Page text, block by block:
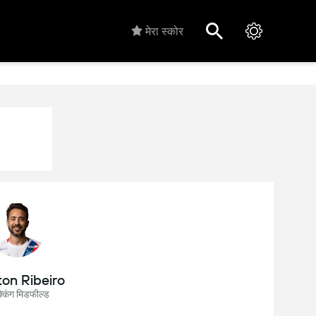
मेरा स्कोर
Ribeiro
मिडफील्ड